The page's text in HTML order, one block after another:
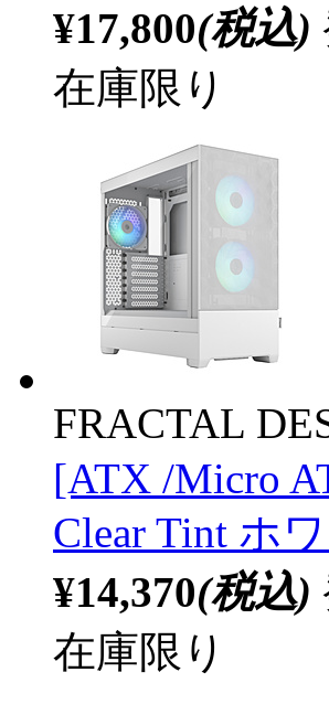
¥17,800(税込)
在庫限り
FRACTAL
[ATX /Micro
Clear Tint ホ
¥14,370(税込)
在庫限り